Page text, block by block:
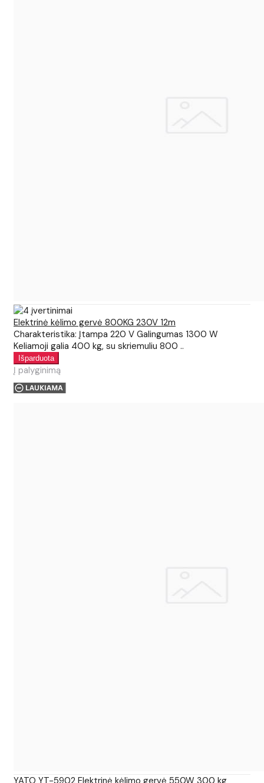
Elektrinė kėlimo gervė 800KG 230V 12m
Charakteristika: Įtampa 220 V Galingumas 1300 W
Keliamoji galia 400 kg, su skriemuliu 800 ..
Į palyginimą